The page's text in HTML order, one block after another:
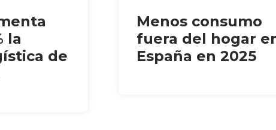
la
de
Menos consumo
fuera del hogar
España en 2025